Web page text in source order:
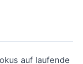
auf laufende